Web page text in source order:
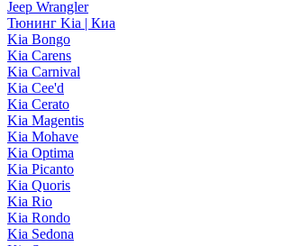
Jeep Wrangler
Тюнинг Kia | Киа
Kia Bongo
Kia Carens
Kia Carnival
Kia Cee'd
Kia Cerato
Kia Magentis
Kia Mohave
Kia Optima
Kia Picanto
Kia Quoris
Kia Rio
Kia Rondo
Kia Sedona